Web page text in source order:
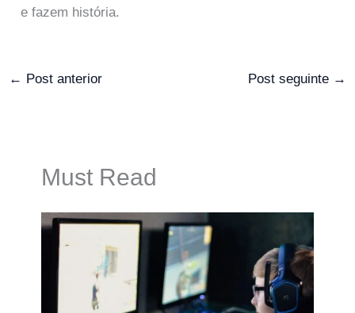
e fazem história.
← Post anterior Post seguinte →
Must Read